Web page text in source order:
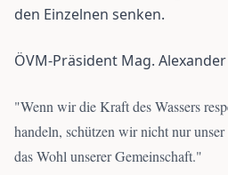
den Einzelnen senken.
ÖVM-Präsident Mag.
"Wenn wir die Kraft des Wassers
handeln, schützen wir nicht nur
das Wohl unserer Gemeinschaft."